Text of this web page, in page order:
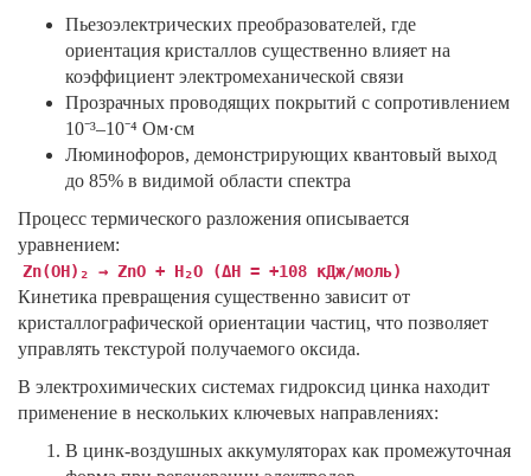
Пьезоэлектрических преобразователей, где
ориентация кристаллов существенно влияет на
коэффициент электромеханической связи
Прозрачных проводящих покрытий с сопротивлением
10⁻³–10⁻⁴ Ом·см
Люминофоров, демонстрирующих квантовый выход
до 85% в видимой области спектра
Процесс термического разложения описывается
уравнением:
Zn(OH)₂ → ZnO + H₂O (ΔH = +108 кДж/моль)
Кинетика превращения существенно зависит от
кристаллографической ориентации частиц, что позволяет
управлять текстурой получаемого оксида.
В электрохимических системах гидроксид цинка находит
применение в нескольких ключевых направлениях:
В цинк-воздушных аккумуляторах как промежуточная